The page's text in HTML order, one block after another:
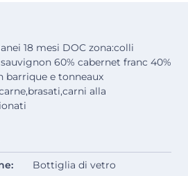
18 mesi DOC zona:colli
60% cabernet franc 40%
barrique e tonneaux
alla
Bottiglia di vetro